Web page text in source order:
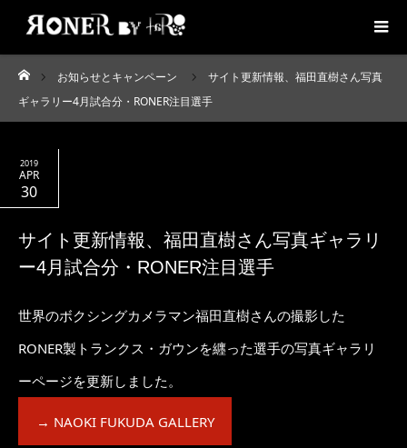
ホーム
お知らせとキャンペーン
サイト更新情報、福田直樹さん写真
ギャラリー4月試合分・RONER注目選手
2019
APR
30
サイト更新情報、福田直樹さん写真ギャラリ
ー4月試合分・RONER注目選手
世界のボクシングカメラマン福田直樹さんの撮影した
RONER製トランクス・ガウンを纒った選手の写真ギャラリ
ーページを更新しました。
→ NAOKI FUKUDA GALLERY